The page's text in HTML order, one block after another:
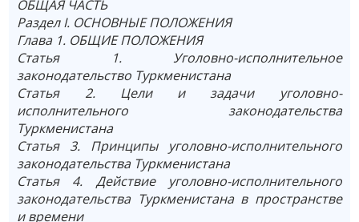
ОБЩАЯ ЧАСТЬ
Раздел I. ОСНОВНЫЕ ПОЛОЖЕНИЯ
Глава 1. ОБЩИЕ ПОЛОЖЕНИЯ
Статья 1. Уголовно-исполнительное
законодательство Туркменистана
Статья 2. Цели и задачи уголовно-
исполнительного законодательства
Туркменистана
Статья 3. Принципы уголовно-исполнительного
законодательства Туркменистана
Статья 4. Действие уголовно-исполнительного
законодательства Туркменистана в пространстве
и времени